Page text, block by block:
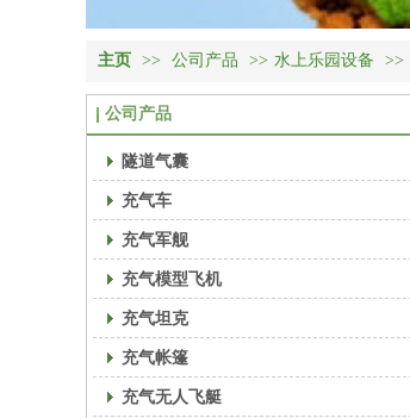
主页 >> 公司产品 >> 水上乐园设备 >>
公司产品
隧道气囊
充气车
充气军舰
充气模型飞机
充气坦克
充气帐篷
充气无人飞艇